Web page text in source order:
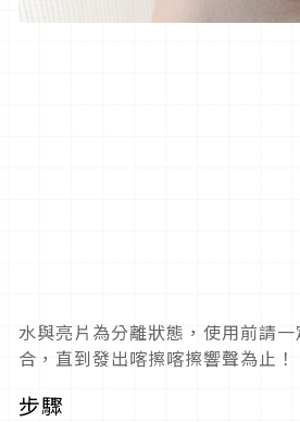
水與亮片為分離狀態，使用前請
合，直到發出喀擦喀擦響聲為止！
步驟